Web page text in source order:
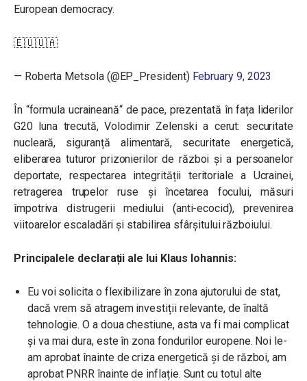
European democracy.
🇪🇺🇺🇦
— Roberta Metsola (@EP_President) February 9, 2023
În “formula ucraineană“de pace, prezentată în fața liderilor
G20 luna trecută, Volodimir Zelenski a cerut: securitate
nucleară, siguranță alimentară, securitate energetică,
eliberarea tuturor prizonierilor de război și a persoanelor
deportate, respectarea integrității teritoriale a Ucrainei,
retragerea trupelor ruse și încetarea focului, măsuri
împotriva distrugerii mediului (anti-ecocid), prevenirea
viitoarelor escaladări și stabilirea sfârșitului războiului.
Principalele declarații ale lui Klaus Iohannis:
Eu voi solicita o flexibilizare în zona ajutorului de stat,
dacă vrem să atragem investiții relevante, de înaltă
tehnologie. O a doua chestiune, asta va fi mai complicat
și va mai dura, este în zona fondurilor europene. Noi le-
am aprobat înainte de criza energetică și de război, am
aprobat PNRR înainte de inflație. Sunt cu totul alte